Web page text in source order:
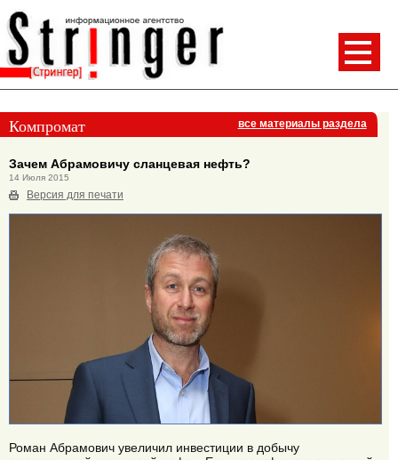
Компромат все материалы раздела
Зачем Абрамовичу сланцевая нефть?
14 Июля 2015
Версия для печати
Роман Абрамович увеличил инвестиции в добычу